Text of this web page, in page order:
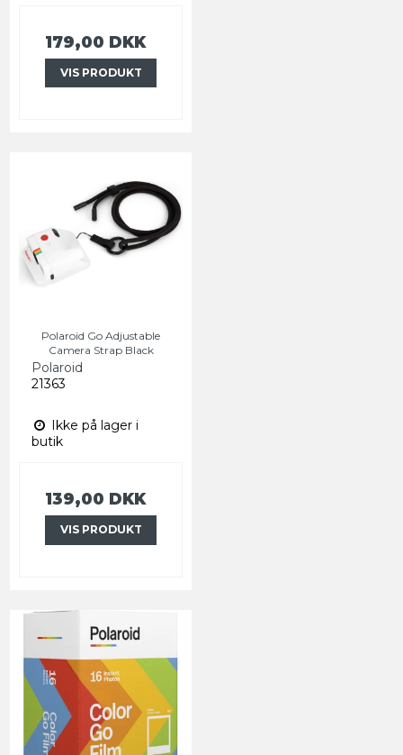
179,00 DKK
VIS PRODUKT
Polaroid Go Adjustable
Camera Strap Black
Polaroid
21363
Ikke på lager i
butik
139,00 DKK
VIS PRODUKT